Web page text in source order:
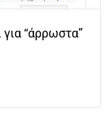
“άρρωστα”